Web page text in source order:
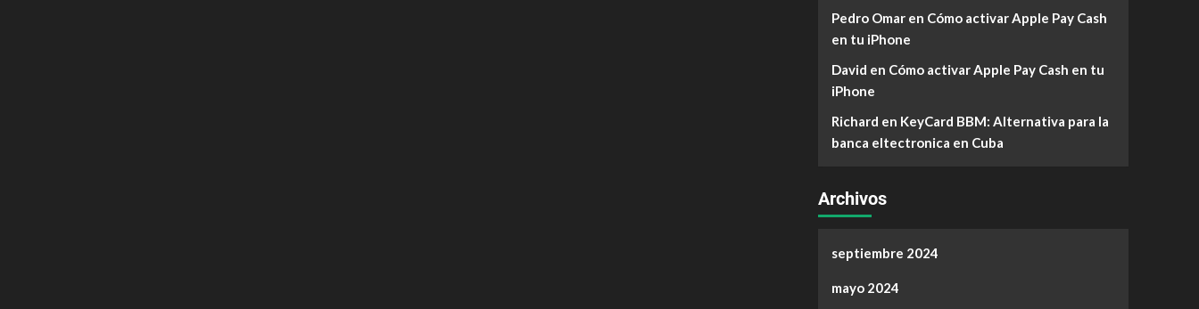
Pedro Omaren Cómo activar Apple Pay Cash
en tu iPhone
David en Cómo activar Apple Pay Cash en tu
iPhone
Richard en KeyCard BBM: Alternativa para la
banca eltectronica en Cuba
Archivos
septiembre 2024
mayo 2024